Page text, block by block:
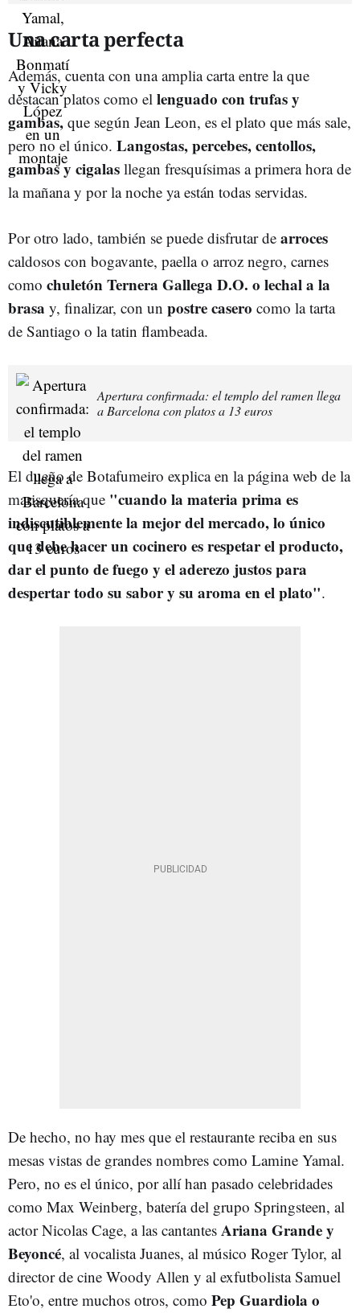
Una carta perfecta
Además, cuenta con una amplia carta entre la que
destacan platos como el lenguado con trufas y
gambas, que según Jean Leon, es el plato que más sale,
pero no el único. Langostas, percebes, centollos,
gambas y cigalas llegan fresquísimas a primera hora de
la mañana y por la noche ya están todas servidas.
Por otro lado, también se puede disfrutar de arroces
caldosos con bogavante, paella o arroz negro, carnes
como chuletón Ternera Gallega D.O. o lechal a la
brasa y, finalizar, con un postre casero como la tarta
de Santiago o la tatin flambeada.
Apertura confirmada: el templo del ramen llega
a Barcelona con platos a 13 euros
El dueño de Botafumeiro explica en la página web de la
marisquería que "cuando la materia prima es
indiscutiblemente la mejor del mercado, lo único
que debe hacer un cocinero es respetar el producto,
dar el punto de fuego y el aderezo justos para
despertar todo su sabor y su aroma en el plato".
De hecho, no hay mes que el restaurante reciba en sus
mesas vistas de grandes nombres como Lamine Yamal.
Pero, no es el único, por allí han pasado celebridades
como Max Weinberg, batería del grupo Springsteen, al
actor Nicolas Cage, a las cantantes Ariana Grande y
Beyoncé, al vocalista Juanes, al músico Roger Tylor, al
director de cine Woody Allen y al exfutbolista Samuel
Eto'o, entre muchos otros, como Pep Guardiola o